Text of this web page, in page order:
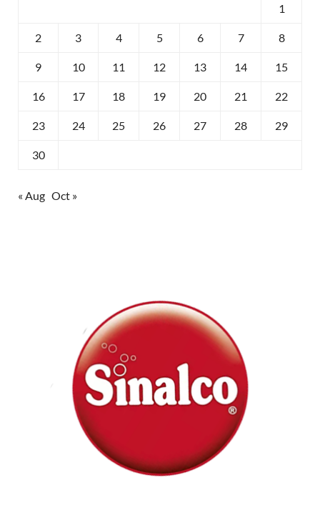
1
2 3 4 5 6 7 8
9 10 11 12 13 14 15
16 17 18 19 20 21 22
23 24 25 26 27 28 29
30
« Aug Oct »